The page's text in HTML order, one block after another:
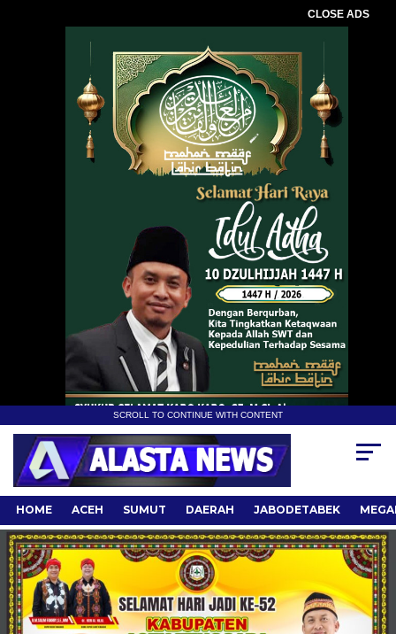
CLOSE ADS
SCROLL TO CONTINUE WITH CONTENT
HOME ACEH SUMUT DAERAH JABODETABEK